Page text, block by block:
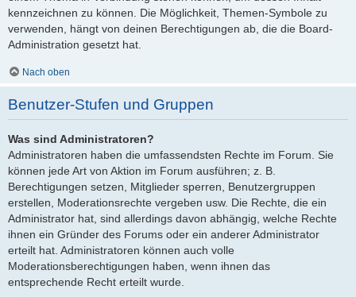
kennzeichnen zu können. Die Möglichkeit, Themen-Symbole zu
verwenden, hängt von deinen Berechtigungen ab, die die Board-
Administration gesetzt hat.
Nach oben
Benutzer-Stufen und Gruppen
Was sind Administratoren?
Administratoren haben die umfassendsten Rechte im Forum. Sie
können jede Art von Aktion im Forum ausführen; z. B.
Berechtigungen setzen, Mitglieder sperren, Benutzergruppen
erstellen, Moderationsrechte vergeben usw. Die Rechte, die ein
Administrator hat, sind allerdings davon abhängig, welche Rechte
ihnen ein Gründer des Forums oder ein anderer Administrator
erteilt hat. Administratoren können auch volle
Moderationsberechtigungen haben, wenn ihnen das
entsprechende Recht erteilt wurde.